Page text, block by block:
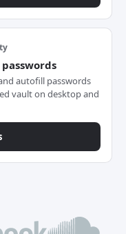
autofill passwords
vault on desktop and